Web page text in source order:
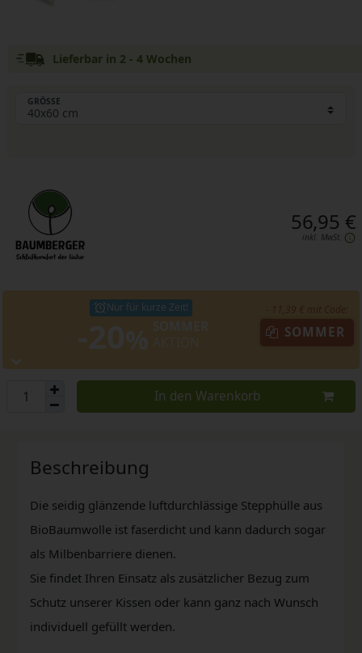
Lieferbar in 2 - 4 Wochen
GRÖSSE
56,95 €
inkl. MwSt.
Nur für kurze Zeit!
SOMMER
In den Warenkorb
Beschreibung
Die seidig glänzende luftdurchlässige Stepphülle aus
BioBaumwolle ist faserdicht und kann dadurch sogar
als Milbenbarriere dienen.
Sie findet Ihren Einsatz als zusätzlicher Bezug zum
Schutz unserer Kissen oder kann ganz nach Wunsch
individuell gefüllt werden.